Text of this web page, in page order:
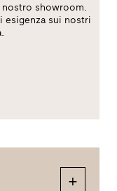
showroom.
esigenza sui nostri